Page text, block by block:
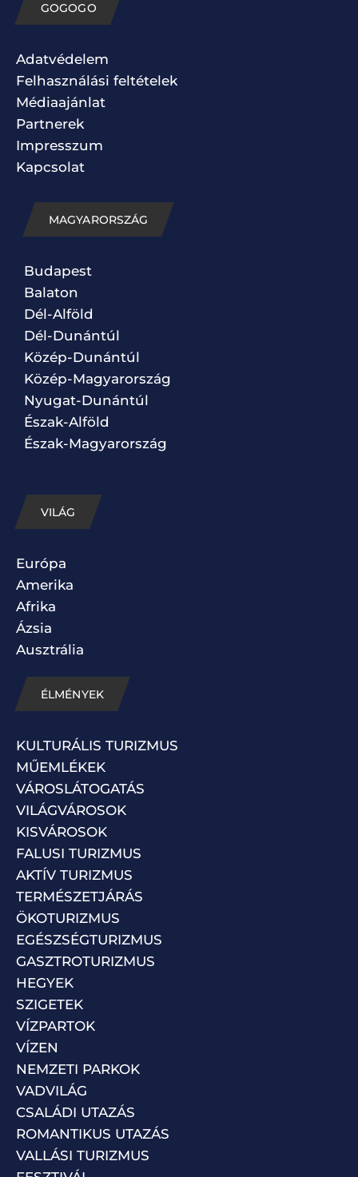
GOGOGO
Adatvédelem
Felhasználási feltételek
Médiaajánlat
Partnerek
Impresszum
Kapcsolat
MAGYARORSZÁG
Budapest
Balaton
Dél-Alföld
Dél-Dunántúl
Közép-Dunántúl
Közép-Magyarország
Nyugat-Dunántúl
Észak-Alföld
Észak-Magyarország
VILÁG
Európa
Amerika
Afrika
Ázsia
Ausztrália
ÉLMÉNYEK
KULTURÁLIS TURIZMUS
MŰEMLÉKEK
VÁROSLÁTOGATÁS
VILÁGVÁROSOK
KISVÁROSOK
FALUSI TURIZMUS
AKTÍV TURIZMUS
TERMÉSZETJÁRÁS
ÖKOTURIZMUS
EGÉSZSÉGTURIZMUS
GASZTROTURIZMUS
HEGYEK
SZIGETEK
VÍZPARTOK
VÍZEN
NEMZETI PARKOK
VADVILÁG
CSALÁDI UTAZÁS
ROMANTIKUS UTAZÁS
VALLÁSI TURIZMUS